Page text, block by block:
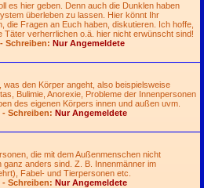
es hier geben. Denn auch die Dunklen haben
überleben zu lassen. Hier könnt Ihr
die Fragen an Euch haben, diskutieren. Ich hoffe,
Täter verherrlichen o.ä. hier nicht erwünscht sind!
- Schreiben: Nur Angemeldete
was den Körper angeht, also beispielsweise
Bulimie, Anorexie, Probleme der Innenpersonen
des eigenen Körpers innen und außen uvm.
- Schreiben: Nur Angemeldete
die mit dem Außenmenschen nicht
anders sind. Z. B. Innenmänner im
Fabel- und Tierpersonen etc.
- Schreiben: Nur Angemeldete